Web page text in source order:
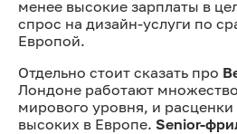
менее высокие зарплаты в
спрос на дизайн-услуги по
Европой.
Отдельно стоит сказать про
Лондоне работают
мирового уровня, и
высоких в Европе. Senior-